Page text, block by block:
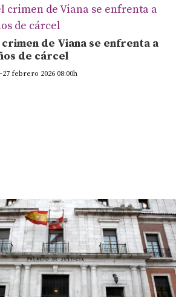
de Viana se enfrenta a
de cárcel
27 febrero 2026 08:00h